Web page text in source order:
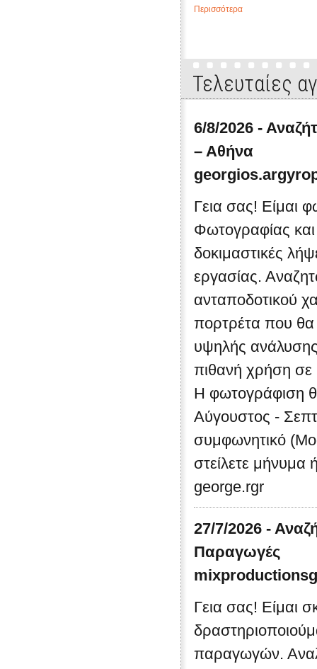
Και αποκτά μεγαλύτερη ακόμα
Δήμου Δράμας.Η ευρωπαϊκή
δεκαετίες εξάλλου, έχει
σημαντική πολιτιστική
χωρίς τη ...
Περισσότερα
Τελευταίες
6/8/2026 -
– Αθήνα
Γεια σας! Είμαι
Φωτογραφίας
δοκιμαστικές
εργασίας.
ανταποδοτικού
πορτρέτα που
υψηλής
πιθανή χρήση
Η φωτογράφιση
Αύγουστος -
συμφωνητικό
στείλετε μήνυμα
george.rgr
27/7/2026 -
Παραγωγές
Γεια σας! Είμαι
παραγωγών.